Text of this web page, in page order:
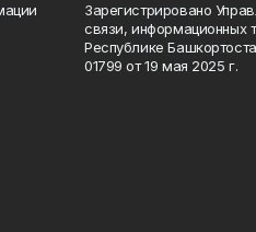
Зарегистрировано
связи, информационных
Республике
01799 от 19 мая 2025 г.